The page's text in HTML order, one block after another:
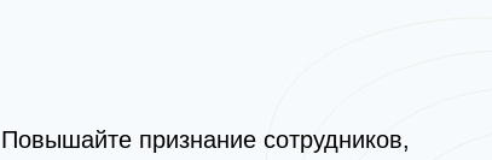
Повышайте признание сотрудников,